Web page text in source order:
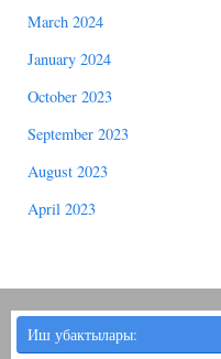
March 2024
January 2024
October 2023
September 2023
August 2023
April 2023
Иш убактылары: